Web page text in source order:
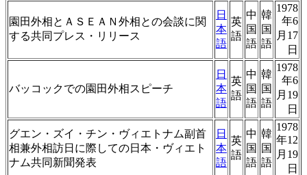
園田外相とＡＳＥＡＮ外相との会談に関
する共同プレス・リリース
日
本
語
英
語
中
国
語
韓
国
語
1978
年6
月17
日
バッコックでの園田外相スピーチ
日
本
語
英
語
中
国
語
韓
国
語
1978
年6
月19
日
グエン・ズイ・チン・ヴィエトナム副首
相兼外相訪日に際しての日本・ヴィエト
ナム共同新聞発表
日
本
語
英
語
中
国
語
韓
国
語
1978
年12
月19
日